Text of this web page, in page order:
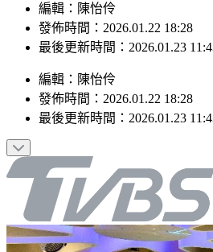
發佈時間：2026.01.22 18:28
最後更新時間：2026.01.23 11:43
發佈時間：2026.01.22 18:28
最後更新時間：2026.01.23 11:43